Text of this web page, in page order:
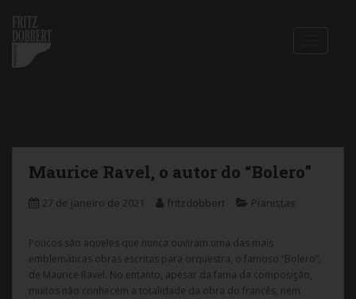
Maurice Ravel, o autor do “Bolero”
27 de janeiro de 2021 fritzdobbert Pianistas
Poucos são aqueles que nunca ouviram uma das mais
emblemáticas obras escritas para orquestra, o famoso “Bolero”,
de Maurice Ravel. No entanto, apesar da fama da composição,
muitos não conhecem a totalidade da obra do francês, nem